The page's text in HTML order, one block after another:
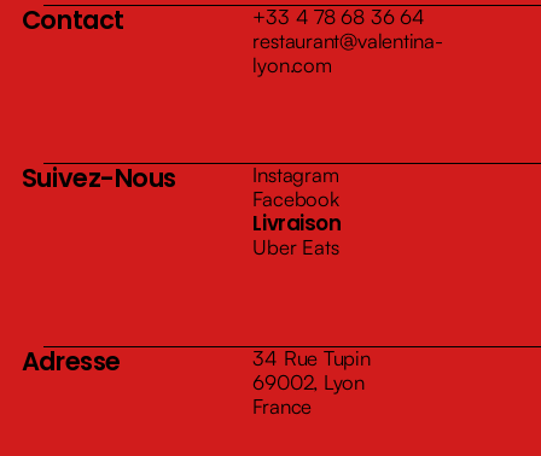
Contact
+33 4 78 68 36 64
restaurant@valentina-
lyon.com
Suivez-Nous
Instagram
Facebook
Livraison
Uber Eats
Adresse
34 Rue Tupin
69002, Lyon
France